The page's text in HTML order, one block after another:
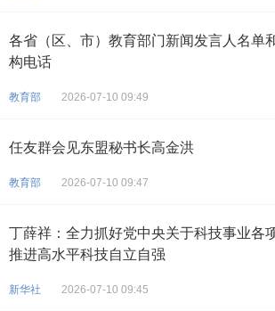
各省（区、市）教育部门新闻发言人名单
构电话
教育部 2026-07-10 09:49
任友群会见东盟秘书长高金洪
教育部 2026-07-10 09:47
丁薛祥：全力抓好党中央关于科技事业各
推进高水平科技自立自强
新华社 2026-07-10 09:45